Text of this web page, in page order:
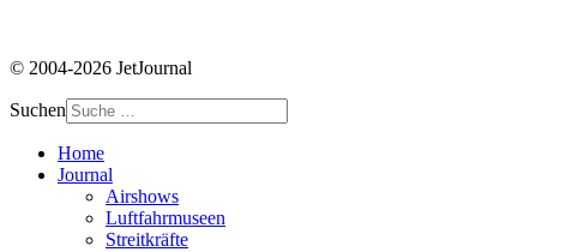
© 2004-2026 JetJournal
Suchen
Home
Journal
Airshows
Luftfahrmuseen
Streitkräfte